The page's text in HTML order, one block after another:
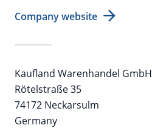
Company website
Kaufland Warenhandel
Rötelstraße 35
74172 Neckarsulm
Germany